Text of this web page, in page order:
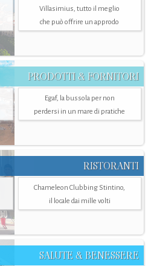
Villasimius, tutto il meglio
che può offrire un approdo
PRODOTTI & FORNITORI
Egaf, la bussola per non
perdersi in un mare di pratiche
RISTORANTI
Chameleon Clubbing Stintino,
il locale dai mille volti
SALUTE & BENESSERE